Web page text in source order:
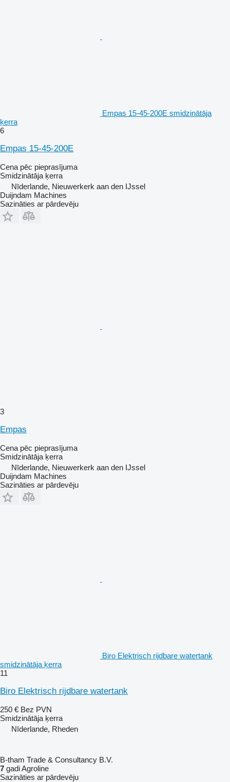
Empas 15-45-200E smidzinātāja
ķerra
6
Empas 15-45-200E
Cena pēc pieprasījuma
Smidzinātāja ķerra
Nīderlande, Nieuwerkerk aan den IJssel
Duijndam Machines
Sazināties ar pārdevēju
3
Empas
Cena pēc pieprasījuma
Smidzinātāja ķerra
Nīderlande, Nieuwerkerk aan den IJssel
Duijndam Machines
Sazināties ar pārdevēju
Biro Elektrisch rijdbare watertank
smidzinātāja ķerra
11
Biro Elektrisch rijdbare watertank
250 € Bez PVN
Smidzinātāja ķerra
Nīderlande, Rheden
B-tham Trade & Consultancy B.V.
7 gadi Agroline
Sazināties ar pārdevēju